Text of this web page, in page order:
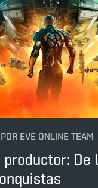
POR EVE ONLINE TEAM
De